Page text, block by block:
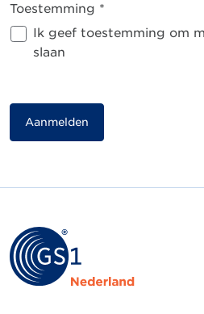
Toestemming *
Ik geef toestemming om
slaan